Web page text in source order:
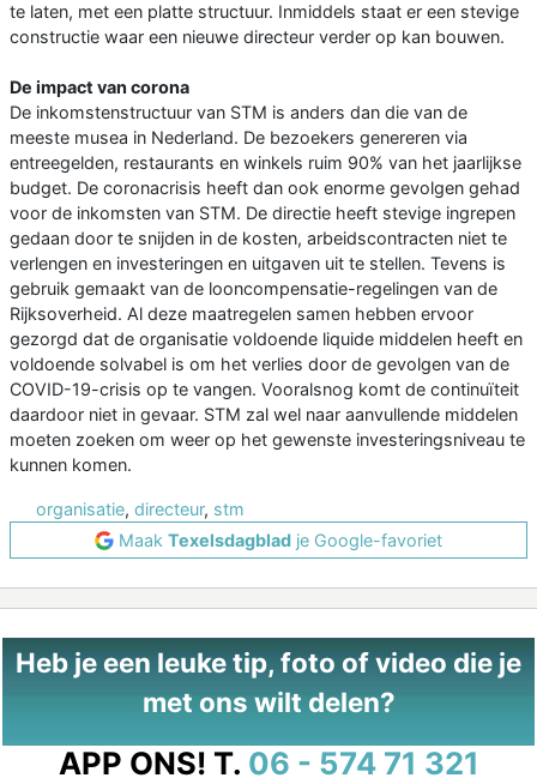
te laten, met een platte structuur. Inmiddels staat er een stevige
constructie waar een nieuwe directeur verder op kan bouwen.
De impact van corona
De inkomstenstructuur van STM is anders dan die van de
meeste musea in Nederland. De bezoekers genereren via
entreegelden, restaurants en winkels ruim 90% van het jaarlijkse
budget. De coronacrisis heeft dan ook enorme gevolgen gehad
voor de inkomsten van STM. De directie heeft stevige ingrepen
gedaan door te snijden in de kosten, arbeidscontracten niet te
verlengen en investeringen en uitgaven uit te stellen. Tevens is
gebruik gemaakt van de looncompensatie-regelingen van de
Rijksoverheid. Al deze maatregelen samen hebben ervoor
gezorgd dat de organisatie voldoende liquide middelen heeft en
voldoende solvabel is om het verlies door de gevolgen van de
COVID-19-crisis op te vangen. Vooralsnog komt de continuïteit
daardoor niet in gevaar. STM zal wel naar aanvullende middelen
moeten zoeken om weer op het gewenste investeringsniveau te
kunnen komen.
organisatie, directeur, stm
Maak Texelsdagblad je Google-favoriet
Heb je een leuke tip, foto of video die je
met ons wilt delen?
APP ONS! T. 06 - 574 71 321